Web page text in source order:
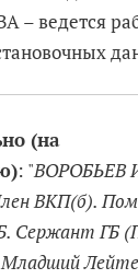
ведется
(на
: "ВОРОБЬЕВ
ВКП(б).
Сержант ГБ
Младший